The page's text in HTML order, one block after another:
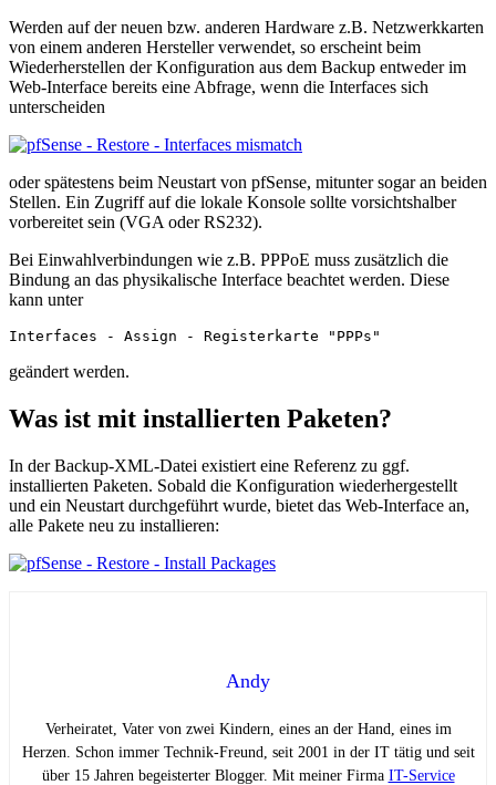
Werden auf der neuen bzw. anderen Hardware z.B. Netzwerkkarten
von einem anderen Hersteller verwendet, so erscheint beim
Wiederherstellen der Konfiguration aus dem Backup entweder im
Web-Interface bereits eine Abfrage, wenn die Interfaces sich
unterscheiden
oder spätestens beim Neustart von pfSense, mitunter sogar an beiden
Stellen. Ein Zugriff auf die lokale Konsole sollte vorsichtshalber
vorbereitet sein (VGA oder RS232).
Bei Einwahlverbindungen wie z.B. PPPoE muss zusätzlich die
Bindung an das physikalische Interface beachtet werden. Diese
kann unter
Interfaces - Assign - Registerkarte "PPPs"
geändert werden.
Was ist mit installierten Paketen?
In der Backup-XML-Datei existiert eine Referenz zu ggf.
installierten Paketen. Sobald die Konfiguration wiederhergestellt
und ein Neustart durchgeführt wurde, bietet das Web-Interface an,
alle Pakete neu zu installieren:
Andy
Verheiratet, Vater von zwei Kindern, eines an der Hand, eines im
Herzen. Schon immer Technik-Freund, seit 2001 in der IT tätig und seit
über 15 Jahren begeisterter Blogger. Mit meiner Firma IT-Service